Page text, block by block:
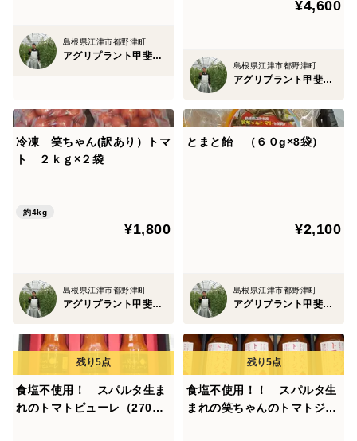
島根県江津市都野津町
アグリプラント甲斐の木
¥4,600
島根県江津市都野津町
アグリプラント甲斐の木
冷凍 笑ちゃん(訳あり）トマ
ト ２ｋｇ×２袋
約4kg
¥1,800
島根県江津市都野津町
アグリプラント甲斐の木
とまと飴 （６０g×8袋）
¥2,100
島根県江津市都野津町
アグリプラント甲斐の木
食塩不使用！ スパルタ生ま
れのトマトピューレ（270g×
食塩不使用！！ スパルタ生
まれの笑ちゃんのトマトジュ